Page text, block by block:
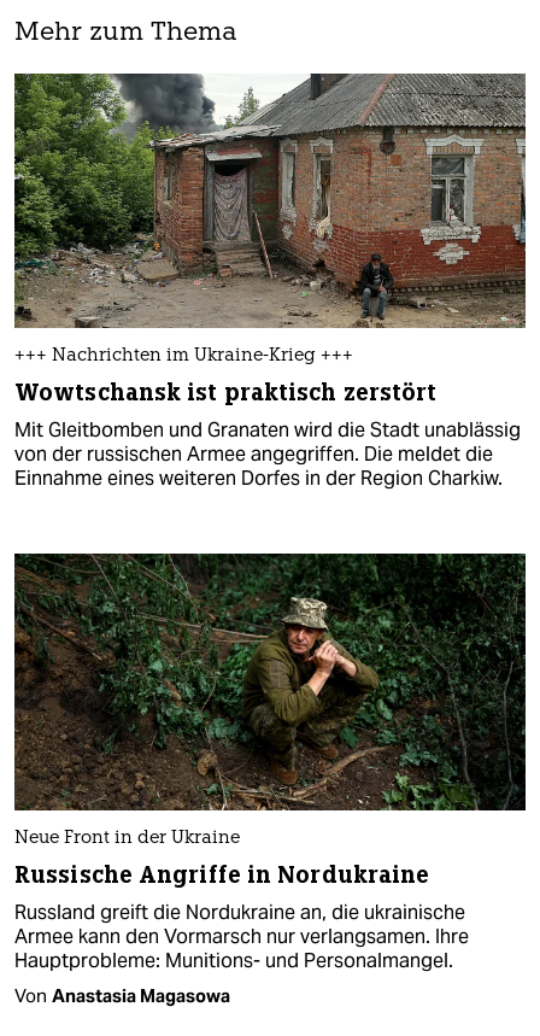
Mehr zum Thema
+++ Nachrichten im Ukraine-Krieg +++
Wowtschansk ist praktisch zerstört
Mit Gleitbomben und Granaten wird die Stadt unablässig
von der russischen Armee angegriffen. Die meldet die
Einnahme eines weiteren Dorfes in der Region Charkiw.
Neue Front in der Ukraine
Russische Angriffe in Nordukraine
Russland greift die Nordukraine an, die ukrainische
Armee kann den Vormarsch nur verlangsamen. Ihre
Hauptprobleme: Munitions- und Personalmangel.
Von Anastasia Magasowa